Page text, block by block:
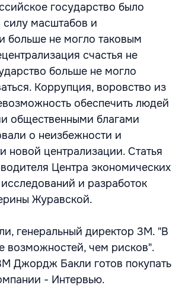
государство было
масштабов и
больше не могло таковым
счастья не
больше не могло
Коррупция, воровство из
обеспечить людей
общественными благами
о неизбежности и
новой централизации. Статья
Центра экономических
и разработок
Журавской.
генеральный директор 3М. "В
возможностей, чем рисков".
Джордж Бакли готов покупать
- Интервью.